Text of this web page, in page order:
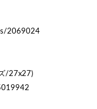
2069024
/27x27)